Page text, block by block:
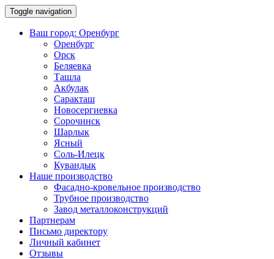
Toggle navigation
Ваш город: Оренбург
Оренбург
Орск
Беляевка
Ташла
Акбулак
Саракташ
Новосергиевка
Сорочинск
Шарлык
Ясный
Соль-Илецк
Кувандык
Наше производство
Фасадно-кровельное производство
Трубное производство
Завод металлоконструкций
Партнерам
Письмо директору
Личный кабинет
Отзывы